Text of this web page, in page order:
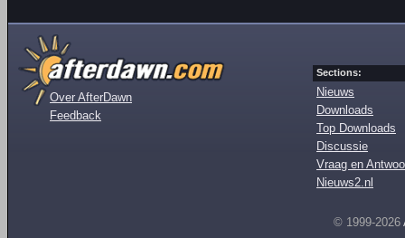
Over AfterDawn
Feedback
Sections:
Nieuws
Downloads
Top Downloads
Discussie
Vraag en
Nieuws2.nl
© 1999-2026